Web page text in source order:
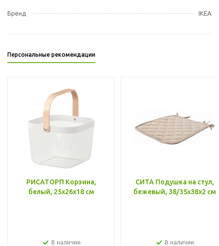
Бренд IKEA
Персональные рекомендации
РИСАТОРП Корзина,
белый, 25x26x18 см
В наличии
СИТА Подушка на стул,
бежевый, 38/35x38x2 см
В наличии